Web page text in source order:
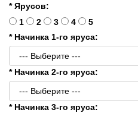
* Ярусов:
1
2 3 4
5
* Начинка 1-го яруса:
* Начинка 2-го яруса:
* Начинка 3-го яруса: